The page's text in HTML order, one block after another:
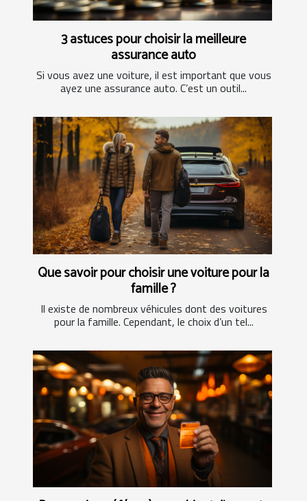
3 astuces pour choisir la meilleure
assurance auto
Si vous avez une voiture, il est important que vous
ayez une assurance auto. C’est un outil...
Que savoir pour choisir une voiture pour la
famille ?
Il existe de nombreux véhicules dont des voitures
pour la famille. Cependant, le choix d’un tel...